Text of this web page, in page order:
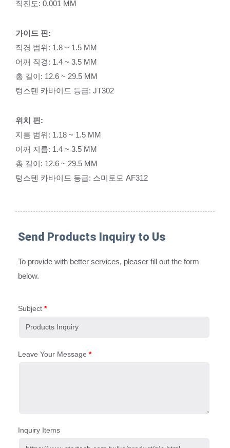
직진도: 0.001 MM
가이드 핀:
직경 범위: 1.8 ~ 1.5 MM
어깨 직경: 1.4 ~ 3.5 MM
총 길이: 12.6 ~ 29.5 MM
텅스텐 카바이드 등급: JT302
위치 핀:
지름 범위: 1.18 ~ 1.5 MM
어깨 지름: 1.4 ~ 3.5 MM
총 길이: 12.6 ~ 29.5 MM
텅스텐 카바이드 등급: 스미토모 AF312